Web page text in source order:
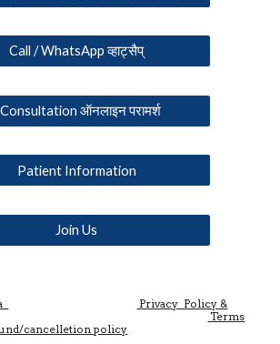
Call / WhatsApp व्हाट्सैप्
ऑनलाइन परामर्श
Patient Information
Join Us
Privacy Policy &
Terms
cancelletion policy